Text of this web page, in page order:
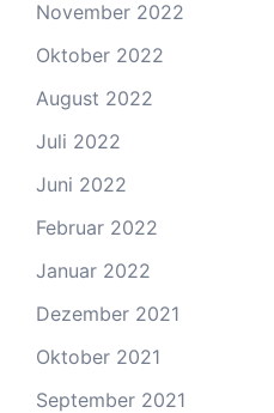
November 2022
Oktober 2022
August 2022
Juli 2022
Juni 2022
Februar 2022
Januar 2022
Dezember 2021
Oktober 2021
September 2021